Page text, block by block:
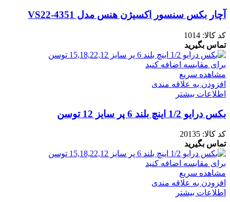
آچار بکس سنسور اکسیژن هنس مدل VS22-4351
کد کالا: 1014
تماس بگیرید
برای مقایسه اضافه کنید
مشاهده سریع
افزودن به علاقه مندی
اطلاعات بیشتر
بکس درایو 1/2 اینچ بلند 6 پر سایز 12 توسن
کد کالا: 20135
تماس بگیرید
برای مقایسه اضافه کنید
مشاهده سریع
افزودن به علاقه مندی
اطلاعات بیشتر